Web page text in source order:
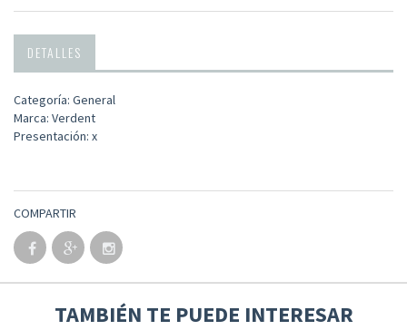
DETALLES
Categoría: General
Marca: Verdent
Presentación: x
COMPARTIR
TAMBIÉN TE PUEDE INTERESAR